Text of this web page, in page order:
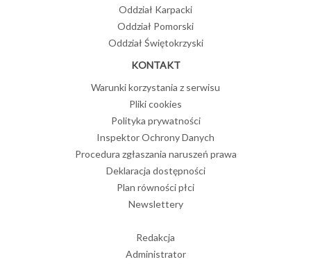
Oddział Karpacki
Oddział Pomorski
Oddział Świętokrzyski
KONTAKT
Warunki korzystania z serwisu
Pliki cookies
Polityka prywatności
Inspektor Ochrony Danych
Procedura zgłaszania naruszeń prawa
Deklaracja dostępności
Plan równości płci
Newslettery
Redakcja
Administrator